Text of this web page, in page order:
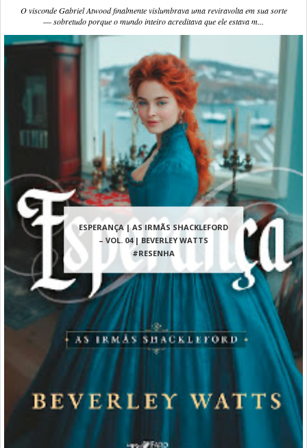
ESPERANÇA | AS IRMÃS SHACKLEFORD
– VOL. 04 | BEVERLEY WATTS
#RESENHA
O visconde Gabriel Atwood finalmente vislumbrava uma reviravolta em sua sorte
― sobretudo porque o mundo inteiro acreditava que ele estava m...